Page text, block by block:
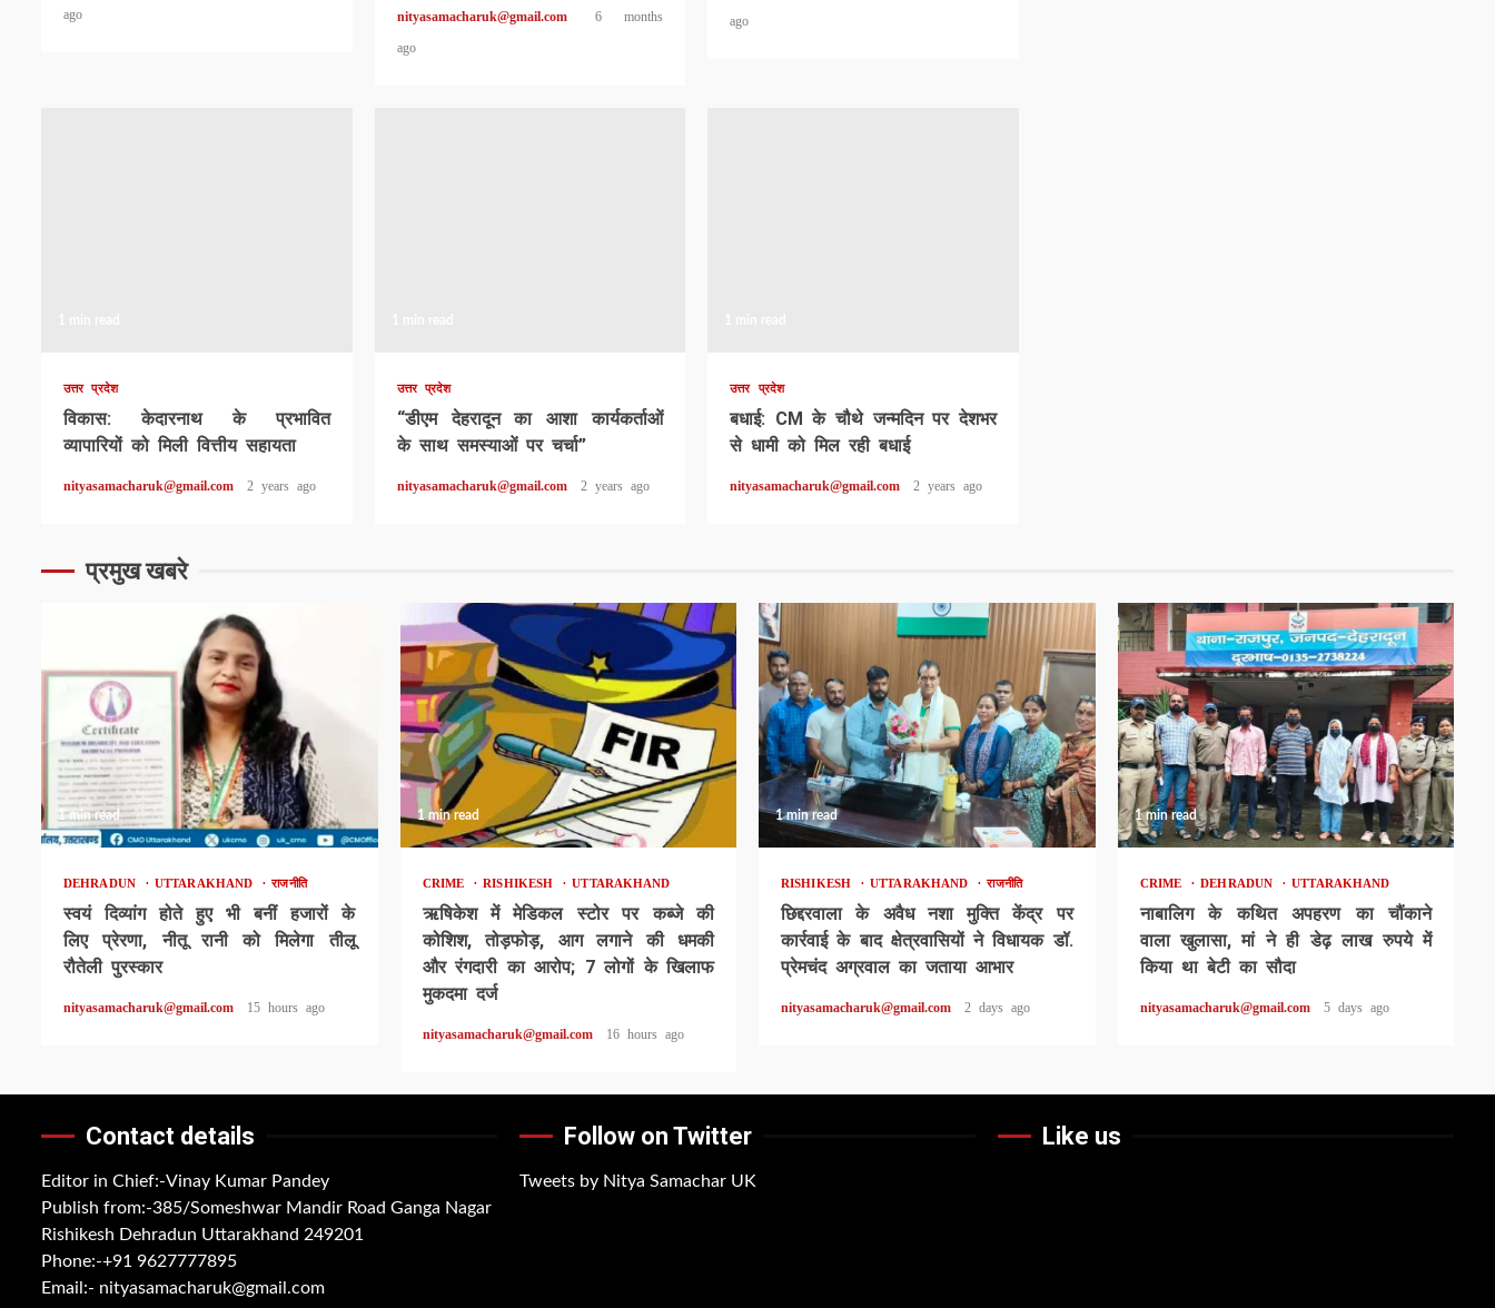
ago
nityasamacharuk@gmail.com
6 months
ago
ago
उत्तर प्रदेश
विकास: केदारनाथ के प्रभावित
व्यापारियों को मिली वित्तीय सहायता
nityasamacharuk@gmail.com 2 years ago
उत्तर प्रदेश
“डीएम देहरादून का आशा कार्यकर्ताओं
के साथ समस्याओं पर चर्चा”
nityasamacharuk@gmail.com 2 years ago
उत्तर प्रदेश
बधाई: CM के चौथे जन्मदिन पर देशभर
से धामी को मिल रही बधाई
nityasamacharuk@gmail.com 2 years ago
प्रमुख खबरे
1 min read
DEHRADUN UTTARAKHAND राजनीति
स्वयं दिव्यांग होते हुए भी बनीं हजारों के
लिए प्रेरणा, नीतू रानी को मिलेगा तीलू
रौतेली पुरस्कार
nityasamacharuk@gmail.com 15 hours ago
1 min read
CRIME RISHIKESH UTTARAKHAND
ऋषिकेश में मेडिकल स्टोर पर कब्जे की
कोशिश, तोड़फोड़, आग लगाने की धमकी
और रंगदारी का आरोप; 7 लोगों के खिलाफ
मुकदमा दर्ज
nityasamacharuk@gmail.com 16 hours ago
1 min read
RISHIKESH UTTARAKHAND राजनीति
छिद्दरवाला के अवैध नशा मुक्ति केंद्र पर
कार्रवाई के बाद क्षेत्रवासियों ने विधायक डॉ.
प्रेमचंद अग्रवाल का जताया आभार
nityasamacharuk@gmail.com 2 days ago
1 min read
CRIME DEHRADUN UTTARAKHAND
नाबालिग के कथित अपहरण का चौंकाने
वाला खुलासा, मां ने ही डेढ़ लाख रुपये में
किया था बेटी का सौदा
nityasamacharuk@gmail.com 5 days ago
Contact details
Editor in Chief:-Vinay Kumar Pandey
Publish from:-385/Someshwar Mandir Road Ganga Nagar
Rishikesh Dehradun Uttarakhand 249201
Phone:-+91 9627777895
Email:- nityasamacharuk@gmail.com
Follow on Twitter
Tweets by Nitya Samachar UK
Like us